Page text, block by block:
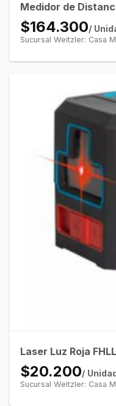
Medidor de
$164.300/
Sucursal Weitzler: Casa
Laser Luz Roja
$20.200/
Sucursal Weitzler: Casa